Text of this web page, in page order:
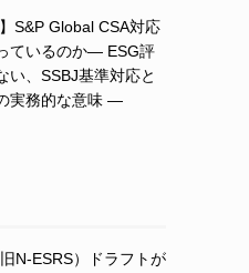
S&P Global CSA対応
ているのか― ESG評
い、SSBJ基準対応と
実務的な意味 ―
N-ESRS）ドラフトが